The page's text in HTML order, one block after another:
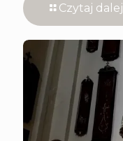
Czytaj dalej